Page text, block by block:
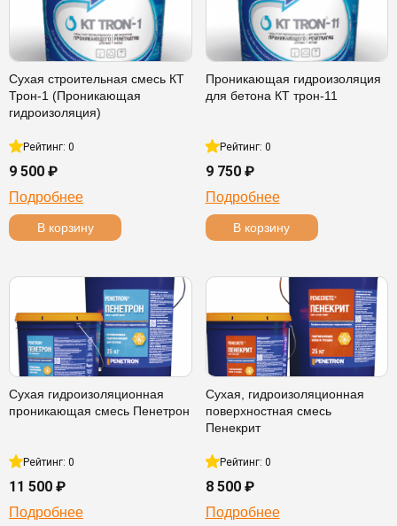
Сухая строительная смесь КТ
Трон-1 (Проникающая
гидроизоляция)
Рейтинг: 0
9 500 ₽
Подробнее
В корзину
Проникающая гидроизоляция
для бетона КТ трон-11
Рейтинг: 0
9 750 ₽
Подробнее
В корзину
Сухая гидроизоляционная
проникающая смесь Пенетрон
Рейтинг: 0
11 500 ₽
Подробнее
Сухая, гидроизоляционная
поверхностная смесь
Пенекрит
Рейтинг: 0
8 500 ₽
Подробнее